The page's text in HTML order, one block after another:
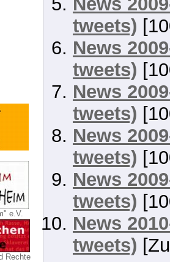
e.V.
Rechte
tweets)
News
tweets)
News
tweets)
News
tweets)
News
tweets)
News
tweets)